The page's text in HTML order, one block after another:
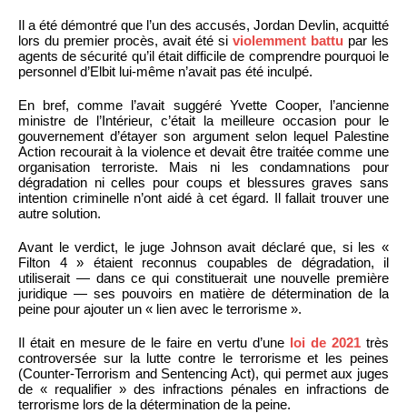
Il a été démontré que l’un des accusés, Jordan Devlin, acquitté
lors du premier procès, avait été si violemment battu par les
agents de sécurité qu’il était difficile de comprendre pourquoi le
personnel d’Elbit lui-même n’avait pas été inculpé.
En bref, comme l’avait suggéré Yvette Cooper, l’ancienne
ministre de l’Intérieur, c’était la meilleure occasion pour le
gouvernement d’étayer son argument selon lequel Palestine
Action recourait à la violence et devait être traitée comme une
organisation terroriste. Mais ni les condamnations pour
dégradation ni celles pour coups et blessures graves sans
intention criminelle n’ont aidé à cet égard. Il fallait trouver une
autre solution.
Avant le verdict, le juge Johnson avait déclaré que, si les «
Filton 4 » étaient reconnus coupables de dégradation, il
utiliserait — dans ce qui constituerait une nouvelle première
juridique — ses pouvoirs en matière de détermination de la
peine pour ajouter un « lien avec le terrorisme ».
Il était en mesure de le faire en vertu d’une loi de 2021 très
controversée sur la lutte contre le terrorisme et les peines
(Counter-Terrorism and Sentencing Act), qui permet aux juges
de « requalifier » des infractions pénales en infractions de
terrorisme lors de la détermination de la peine.